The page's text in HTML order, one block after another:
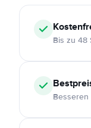
Bis zu 48
Besseren